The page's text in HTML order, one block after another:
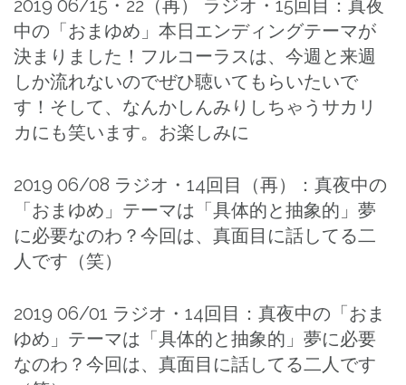
2019 06/15・22（再） ラジオ・15回目：真夜
中の「おまゆめ」本日エンディングテーマが
決まりました！フルコーラスは、今週と来週
しか流れないのでぜひ聴いてもらいたいで
す！そして、なんかしんみりしちゃうサカリ
カにも笑います。お楽しみに
2019 06/08 ラジオ・14回目（再）：真夜中の
「おまゆめ」テーマは「具体的と抽象的」夢
に必要なのわ？今回は、真面目に話してる二
人です（笑）
2019 06/01 ラジオ・14回目：真夜中の「おま
ゆめ」テーマは「具体的と抽象的」夢に必要
なのわ？今回は、真面目に話してる二人です